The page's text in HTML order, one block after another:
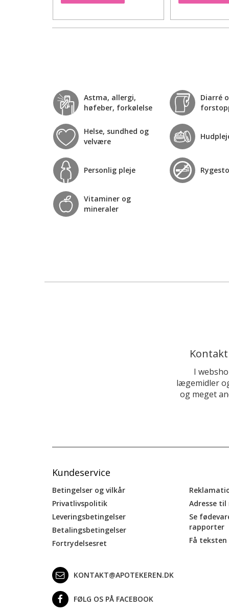
Astma, allergi,
høfeber, forkølelse
Diarré
Helse, sundhed og
velvære
Personlig pleje
Vitaminer og
mineraler
I
lægemidler
og meget
Kundeservice
Betingelser og vilkår
Privatlivspolitik
Leveringsbetingelser
Betalingsbetingelser
Fortrydelsesret
Adresse
Se
rapporter
Få
KONTAKT@APOTEKEREN.DK
FØLG OS PÅ FACEBOOK